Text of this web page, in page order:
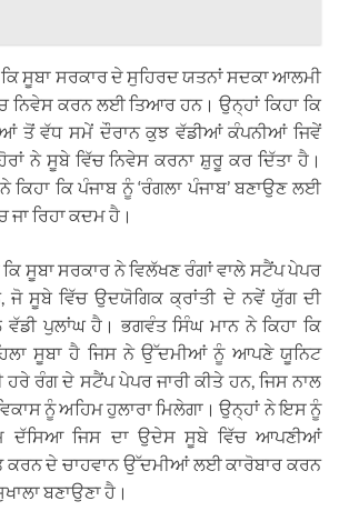
ਕਿ ਸੂਬਾ ਸਰਕਾਰ ਦੇ ਸੁਹਿਰਦ ਯਤਨਾਂ ਸਦਕਾ ਆਲਮੀ
ਨਿਵੇਸ ਕਰਨ ਲਈ ਤਿਆਰ ਹਨ। ਉਨ੍ਹਾਂ ਕਿਹਾ ਕਿ
ਤੋਂ ਵੱਧ ਸਮੇਂ ਦੌਰਾਨ ਕੁਝ ਵੱਡੀਆਂ ਕੰਪਨੀਆਂ ਜਿਵੇਂ
ਨੇ ਸੂਬੇ ਵਿੱਚ ਨਿਵੇਸ ਕਰਨਾ ਸ਼ੁਰੂ ਕਰ ਦਿੱਤਾ ਹੈ।
ਕਿਹਾ ਕਿ ਪੰਜਾਬ ਨੂੰ ‘ਰੰਗਲਾ ਪੰਜਾਬ’ ਬਣਾਉਣ ਲਈ
ਜਾ ਰਿਹਾ ਕਦਮ ਹੈ।
ਕਿ ਸੂਬਾ ਸਰਕਾਰ ਨੇ ਵਿਲੱਖਣ ਰੰਗਾਂ ਵਾਲੇ ਸਟੈਂਪ ਪੇਪਰ
ਜੋ ਸੂਬੇ ਵਿੱਚ ਉਦਯੋਗਿਕ ਕ੍ਰਾਂਤੀ ਦੇ ਨਵੇਂ ਯੁੱਗ ਦੀ
ਪੁਲਾਂਘ ਹੈ। ਭਗਵੰਤ ਸਿੰਘ ਮਾਨ ਨੇ ਕਿਹਾ ਕਿ
ਸੂਬਾ ਹੈ ਜਿਸ ਨੇ ਉੱਦਮੀਆਂ ਨੂੰ ਆਪਣੇ ਯੂਨਿਟ
ਰੰਗ ਦੇ ਸਟੈਂਪ ਪੇਪਰ ਜਾਰੀ ਕੀਤੇ ਹਨ, ਜਿਸ ਨਾਲ
ਨੂੰ ਅਹਿਮ ਹੁਲਾਰਾ ਮਿਲੇਗਾ। ਉਨ੍ਹਾਂ ਨੇ ਇਸ ਨੂੰ
ਦੱਸਿਆ ਜਿਸ ਦਾ ਉਦੇਸ ਸੂਬੇ ਵਿੱਚ ਆਪਣੀਆਂ
ਦੇ ਚਾਹਵਾਨ ਉੱਦਮੀਆਂ ਲਈ ਕਾਰੋਬਾਰ ਕਰਨ
ਬਣਾਉਣਾ ਹੈ।